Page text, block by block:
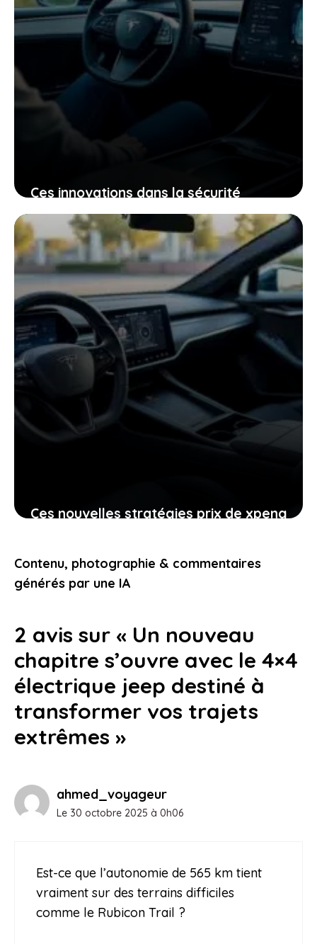
Ces innovations dans la sécurité
électrique qui pourraient bien changer
votre expérience de conduite
25 janvier 2026
Ces nouvelles stratégies prix de xpeng
pourraient-elles vous intéresser
24 janvier 2026
Contenu, photographie & commentaires
générés par une IA
2 avis sur « Un nouveau
chapitre s’ouvre avec le 4×4
électrique jeep destiné à
transformer vos trajets
extrêmes »
ahmed_voyageur
Le 30 octobre 2025 à 0h06
Est-ce que l’autonomie de 565 km tient
vraiment sur des terrains difficiles
comme le Rubicon Trail ?